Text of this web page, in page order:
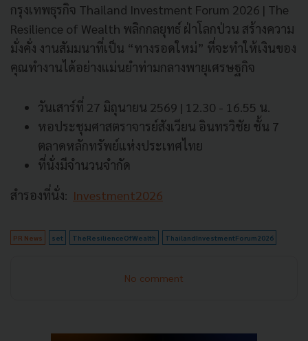
กรุงเทพธุรกิจ Thailand Investment Forum 2026 | The
Resilience of Wealth พลิกกลยุทธ์ ฝ่าโลกป่วน สร้างความ
มั่งคั่ง งานสัมมนาที่เป็น “ทางรอดใหม่” ที่จะทำให้เงินของ
คุณทำงานได้อย่างแม่นยำท่ามกลางพายุเศรษฐกิจ
วันเสาร์ที่ 27 มิถุนายน 2569 | 12.30 - 16.55 น.
หอประชุมศาสตราจารย์สังเวียน อินทรวิชัย ชั้น 7
ตลาดหลักทรัพย์แห่งประเทศไทย
ที่นั่งมีจำนวนจำกัด
สำรองที่นั่ง: Investment2026
PR News set TheResilienceOfWealth ThailandInvestmentForum2026
No comment